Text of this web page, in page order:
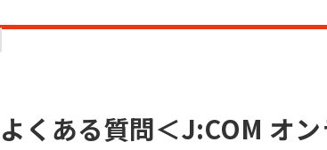
よくある質問＜J:COM オ